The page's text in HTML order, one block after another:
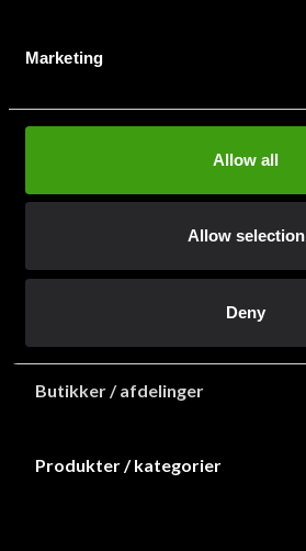
Marketing
Allow all
Allow selection
Deny
info@budofitness.dk
Tel:+468-673 33 50
Butikker / afdelinger
Produkter / kategorier